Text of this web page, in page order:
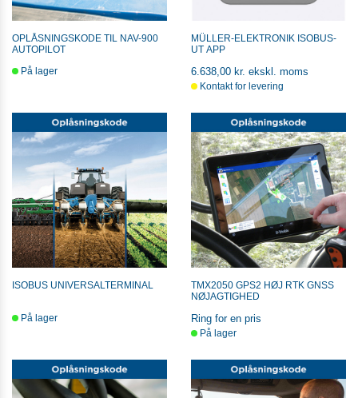
OPLÅSNINGSKODE TIL NAV-900
AUTOPILOT
På lager
MÜLLER-ELEKTRONIK ISOBUS-
UT APP
6.638,00 kr. ekskl. moms
Kontakt for levering
ISOBUS UNIVERSALTERMINAL
På lager
TMX2050 GPS2 HØJ RTK GNSS
NØJAGTIGHED
Ring for en pris
På lager